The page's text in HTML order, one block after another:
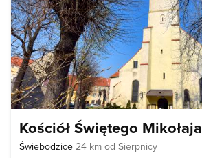
Kościół Świętego Mikołaja
Świebodzice 24 km od Sierpnicy